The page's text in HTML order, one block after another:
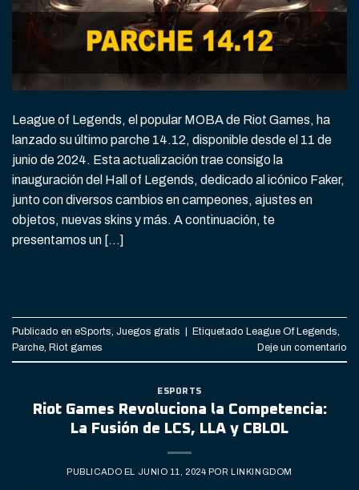
League of Legends, el popular MOBA de Riot Games, ha
lanzado su último parche 14.12, disponible desde el 11 de
junio de 2024. Esta actualización trae consigo la
inauguración del Hall of Legends, dedicado al icónico Faker,
junto con diversos cambios en campeones, ajustes en
objetos, nuevas skins y más. A continuación, te
presentamos un […]
Publicado en eSports Juegos gratis | Etiquetado League Of Legends
Parche Riot games Deje un comentario
ESPORTS
Riot Games Revoluciona la Competencia:
La Fusión de LCS, LLA y CBLOL
PUBLICADO EL JUNIO 11, 2024 POR LINKINGDOM